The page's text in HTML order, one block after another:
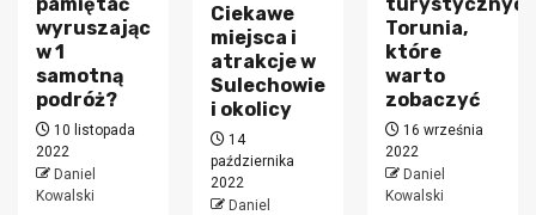
wyruszając
w 1
samotną
podróż?
10 listopada
2022
Daniel
Kowalski
Ciekawe
miejsca i
atrakcje w
Sulechowie
i okolicy
14
października
2022
Daniel
Torunia,
które
warto
zobaczyć
16 września
2022
Daniel
Kowalski